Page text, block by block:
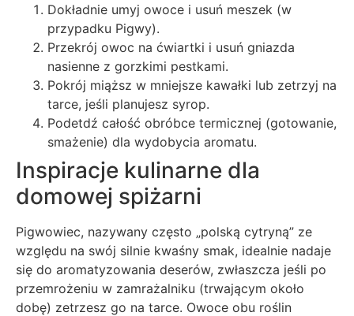
Dokładnie umyj owoce i usuń meszek (w
przypadku Pigwy).
Przekrój owoc na ćwiartki i usuń gniazda
nasienne z gorzkimi pestkami.
Pokrój miąższ w mniejsze kawałki lub zetrzyj na
tarce, jeśli planujesz syrop.
Podetdź całość obróbce termicznej (gotowanie,
smażenie) dla wydobycia aromatu.
Inspiracje kulinarne dla
domowej spiżarni
Pigwowiec, nazywany często „polską cytryną” ze
względu na swój silnie kwaśny smak, idealnie nadaje
się do aromatyzowania deserów, zwłaszcza jeśli po
przemrożeniu w zamrażalniku (trwającym około
dobę) zetrzesz go na tarce. Owoce obu roślin